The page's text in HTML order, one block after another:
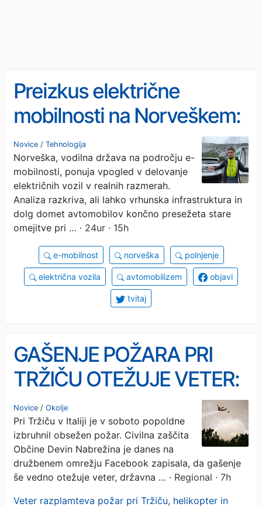
Preizkus električne
mobilnosti na Norveškem:
realnost za volanom
Novice / Tehnologija
Norveška, vodilna država na področju e-
mobilnosti, ponuja vpogled v delovanje
električnih vozil v realnih razmerah.
Analiza razkriva, ali lahko vrhunska infrastruktura in
dolg domet avtomobilov končno presežeta stare
omejitve pri … · 24ur · 15h
e-mobilnost norveška polnjenje
električna vozila avtomobilizem objavi
tvitaj
GAŠENJE POŽARA PRI
TRŽIČU OTEŽUJE VETER:
Uničenih približno 35
hektarjev gozdnih površin
Novice / Okolje
Pri Tržiču v Italiji je v soboto popoldne
izbruhnil obsežen požar. Civilna zaščita
Občine Devin Nabrežina je danes na
družbenem omrežju Facebook zapisala, da gašenje
še vedno otežuje veter, državna … · Regional · 7h
Veter razplamteva požar pri Tržiču, helikopter in